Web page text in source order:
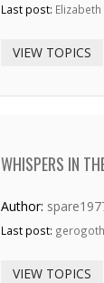
Last post: Elizabeth
VIEW TOPICS
WHISPERS IN
Author:
Last post: gerogoth
VIEW TOPICS